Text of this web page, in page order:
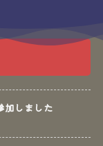
加しました